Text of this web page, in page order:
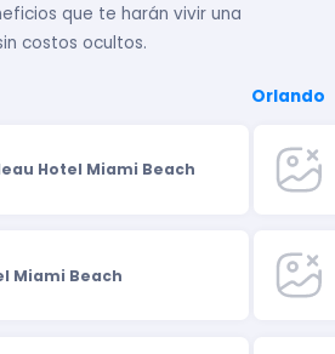
que te harán vivir una
costos ocultos.
Hotel Miami Beach
Miami Beach
Orlando